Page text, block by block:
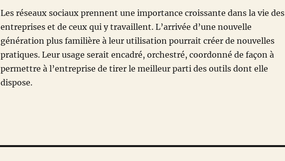
Les réseaux sociaux prennent une importance croissante dans la vie des
entreprises et de ceux qui y travaillent. L’arrivée d’une nouvelle
génération plus familière à leur utilisation pourrait créer de nouvelles
pratiques. Leur usage serait encadré, orchestré, coordonné de façon à
permettre à l’entreprise de tirer le meilleur parti des outils dont elle
dispose.